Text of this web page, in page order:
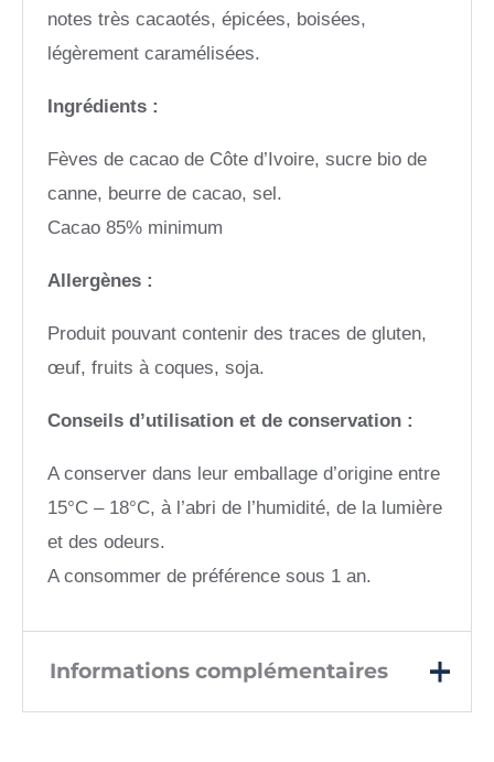
notes très cacaotés, épicées, boisées,
légèrement caramélisées.
Ingrédients :
Fèves de cacao de Côte d’Ivoire, sucre bio de
canne, beurre de cacao, sel.
Cacao 85% minimum
Allergènes :
Produit pouvant contenir des traces de gluten,
œuf, fruits à coques, soja.
Conseils d’utilisation et de conservation :
A conserver dans leur emballage d’origine entre
15°C – 18°C, à l’abri de l’humidité, de la lumière
et des odeurs.
A consommer de préférence sous 1 an.
Informations complémentaires